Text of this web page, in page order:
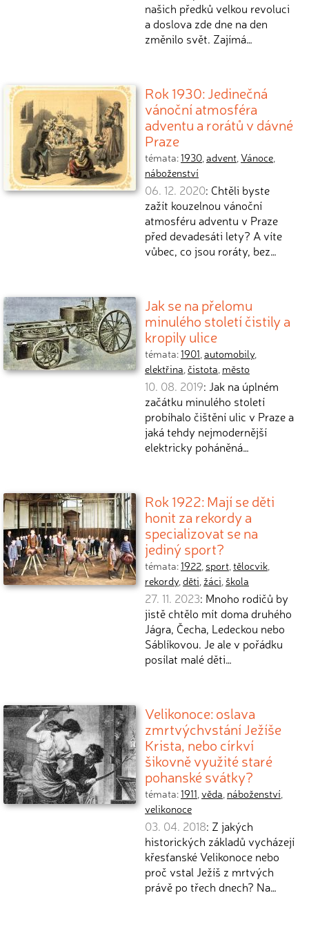
našich předků velkou revoluci
a doslova zde dne na den
změnilo svět. Zajímá…
Rok 1930: Jedinečná
vánoční atmosféra
adventu a rorátů v dávné
Praze
témata:1930,advent,Vánoce,
náboženství
06. 12. 2020: Chtěli byste
zažít kouzelnou vánoční
atmosféru adventu v Praze
před devadesáti lety? A víte
vůbec, co jsou roráty, bez…
Jak se na přelomu
minulého století čistily a
kropily ulice
témata:1901,automobily,
elektřina,čistota, město
10. 08. 2019: Jak na úplném
začátku minulého století
probíhalo čištění ulic v Praze a
jaká tehdy nejmodernější
elektricky poháněná…
Rok 1922: Mají se děti
honit za rekordy a
specializovat se na
jediný sport?
témata:1922, sport,tělocvik,
rekordy,děti, žáci, škola
27. 11. 2023: Mnoho rodičů by
jistě chtělo mít doma druhého
Jágra, Čecha, Ledeckou nebo
Sáblíkovou. Je ale v pořádku
posílat malé děti…
Velikonoce: oslava
zmrtvýchvstání Ježíše
Krista, nebo církví
šikovně využité staré
pohanské svátky?
témata:1911,věda, náboženství,
velikonoce
03. 04. 2018: Z jakých
historických základů vycházejí
křesťanské Velikonoce nebo
proč vstal Ježíš z mrtvých
právě po třech dnech? Na…